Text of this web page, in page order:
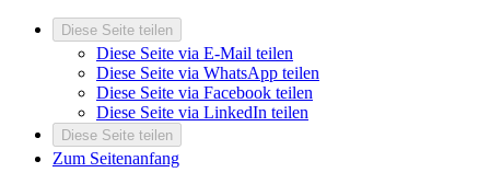
Diese Seite teilen
Diese Seite via E-Mail teilen
Diese Seite via WhatsApp teilen
Diese Seite via Facebook teilen
Diese Seite via LinkedIn teilen
Diese Seite teilen
Zum Seitenanfang